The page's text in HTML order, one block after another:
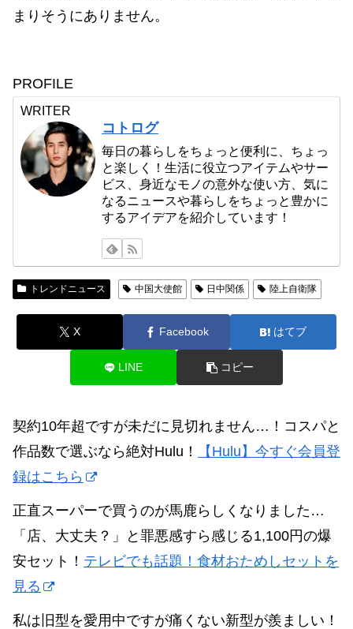
まりそうにありません。
PROFILE
WRITER
コトログ
毎日の暮らしをちょっと便利に、ちょっ
と楽しく！生活に役立つアイテムやサー
ビス、身近なモノの意外な使い方、気に
なるニュースや暮らしをちょっと豊かに
するアイデアを紹介しています！
トレンドニュース 中国大使館 日中関係 陸上自衛隊
X Facebook はてブ
LINE コピー
契約10年超ですが未だに見切れません…！コスパと
作品数で選ぶなら絶対Hulu！
【Hulu】今すぐ会員登
録はこちら
正直スーパーで買うのが馬鹿らしくなりました…
「店、大丈夫？」と罪悪感すら感じる1,100円の爆
安セット！ テレビでも話題！食材おためしセットを
見る
私は旧型を愛用中ですが痛くない新型が羨ましい！